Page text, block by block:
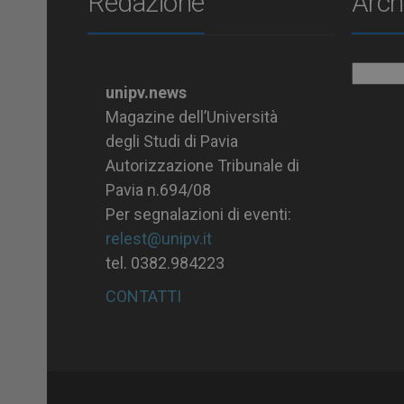
unipv.news
Magazine dell’Università
degli Studi di Pavia
Autorizzazione Tribunale di
Pavia n.694/08
Per segnalazioni di eventi:
relest@unipv.it
tel. 0382.984223
CONTATTI